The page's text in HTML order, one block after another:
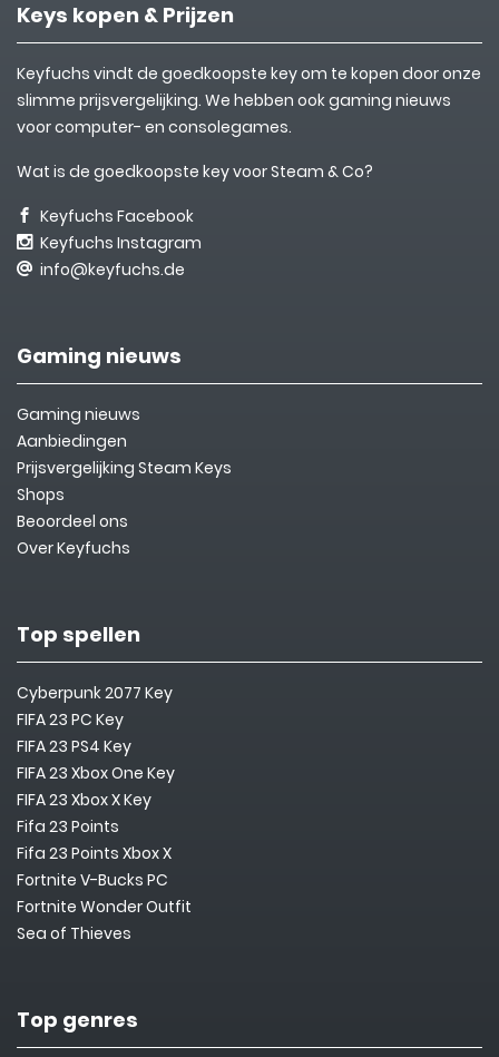
Keys kopen & Prijzen
Keyfuchs vindt de goedkoopste key om te kopen door onze
slimme prijsvergelijking. We hebben ook gaming nieuws
voor computer- en consolegames.
Wat is de goedkoopste key voor Steam & Co?
Keyfuchs Facebook
Keyfuchs Instagram
info@keyfuchs.de
Gaming nieuws
Gaming nieuws
Aanbiedingen
Prijsvergelijking Steam Keys
Shops
Beoordeel ons
Over Keyfuchs
Top spellen
Cyberpunk 2077 Key
FIFA 23 PC Key
FIFA 23 PS4 Key
FIFA 23 Xbox One Key
FIFA 23 Xbox X Key
Fifa 23 Points
Fifa 23 Points Xbox X
Fortnite V-Bucks PC
Fortnite Wonder Outfit
Sea of Thieves
Top genres